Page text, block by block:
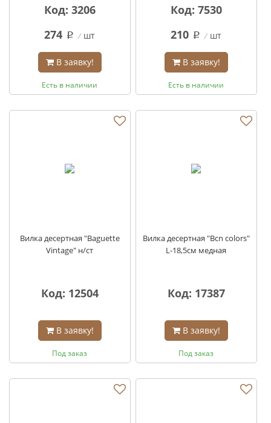
Код: 3206
274 q шт
В заявку!
Есть в наличии
Код: 7530
210 q шт
В заявку!
Есть в наличии
Вилка десертная "Baguette
Vintage" н/ст
Код: 12504
В заявку!
Под заказ
Вилка десертная "Bcn colors"
L-18,5см медная
Код: 17387
В заявку!
Под заказ